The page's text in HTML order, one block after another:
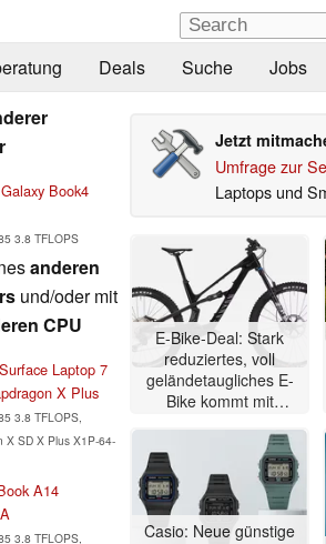
Deals Suche Jobs
Book4
3.8 TFLOPS
anderen
und/oder mit
CPU
Laptop 7
X Plus
3.8 TFLOPS,
X SD X Plus X1P-64-
A14
3.8 TFLOPS,
Jetzt
Umfrage zur
Laptops und
E-Bike-Deal: Stark
reduziertes, voll
geländetaugliches E-
Bike kommt mit
Casio: Neue günstige